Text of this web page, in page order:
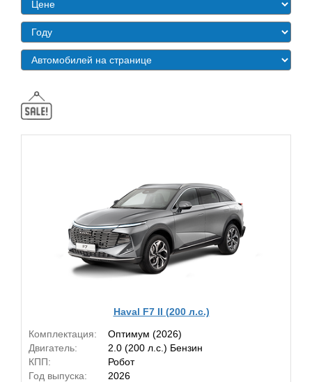
Haval F7 II (200 л.с.)
Комплектация:
Оптимум (2026)
Двигатель:
2.0 (200 л.с.) Бензин
КПП:
Робот
Год выпуска:
2026